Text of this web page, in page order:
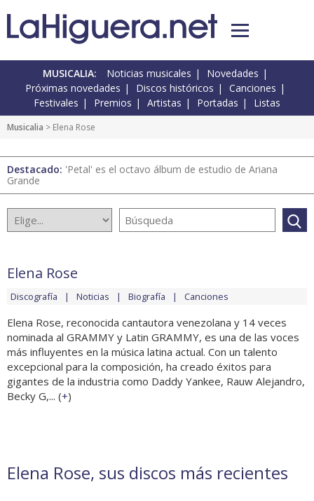
MUSICALIA: Noticias musicales
Novedades
Próximas novedades
Discos históricos
Canciones
Festivales
Premios Artistas Portadas Listas
Musicalia > Elena Rose
Destacado: 'Petal' es el octavo álbum de estudio de Ariana
Grande
Elena Rose
Discografía Noticias Biografía Canciones
Elena Rose, reconocida cantautora venezolana y 14 veces
nominada al GRAMMY y Latin GRAMMY, es una de las voces
más influyentes en la música latina actual. Con un talento
excepcional para la composición, ha creado éxitos para
gigantes de la industria como Daddy Yankee, Rauw Alejandro,
Becky G,... (+)
Elena Rose, sus discos más recientes